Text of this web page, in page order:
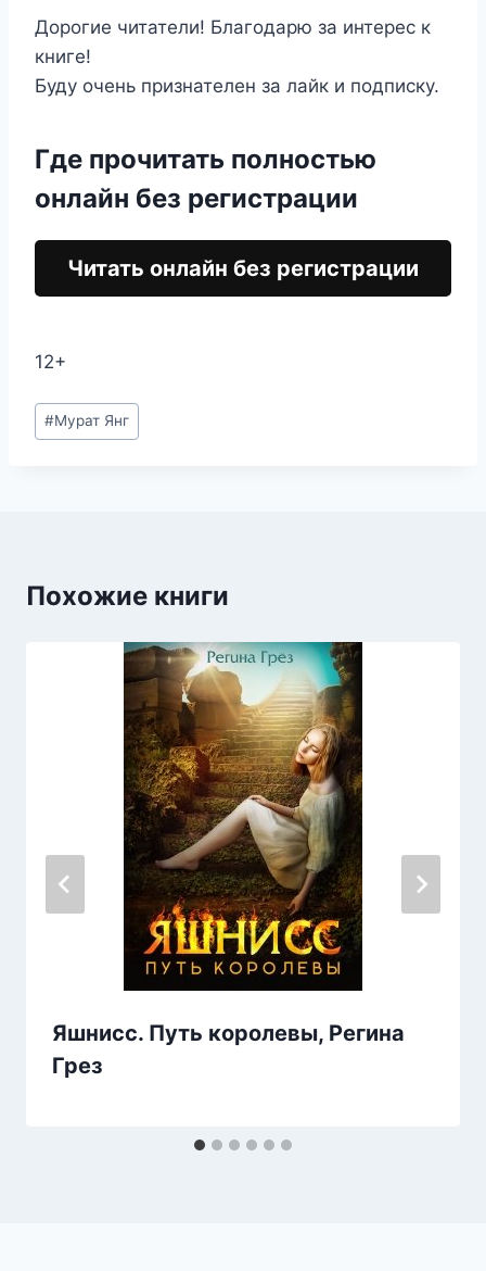
Дорогие читатели! Благодарю за интерес к
книге!
Буду очень признателен за лайк и подписку.
Где прочитать полностью
онлайн без регистрации
Читать онлайн без регистрации
12+
Метки
записи:
#Мурат Янг
Похожие книги
Яшнисс. Путь королевы, Регина
Грез